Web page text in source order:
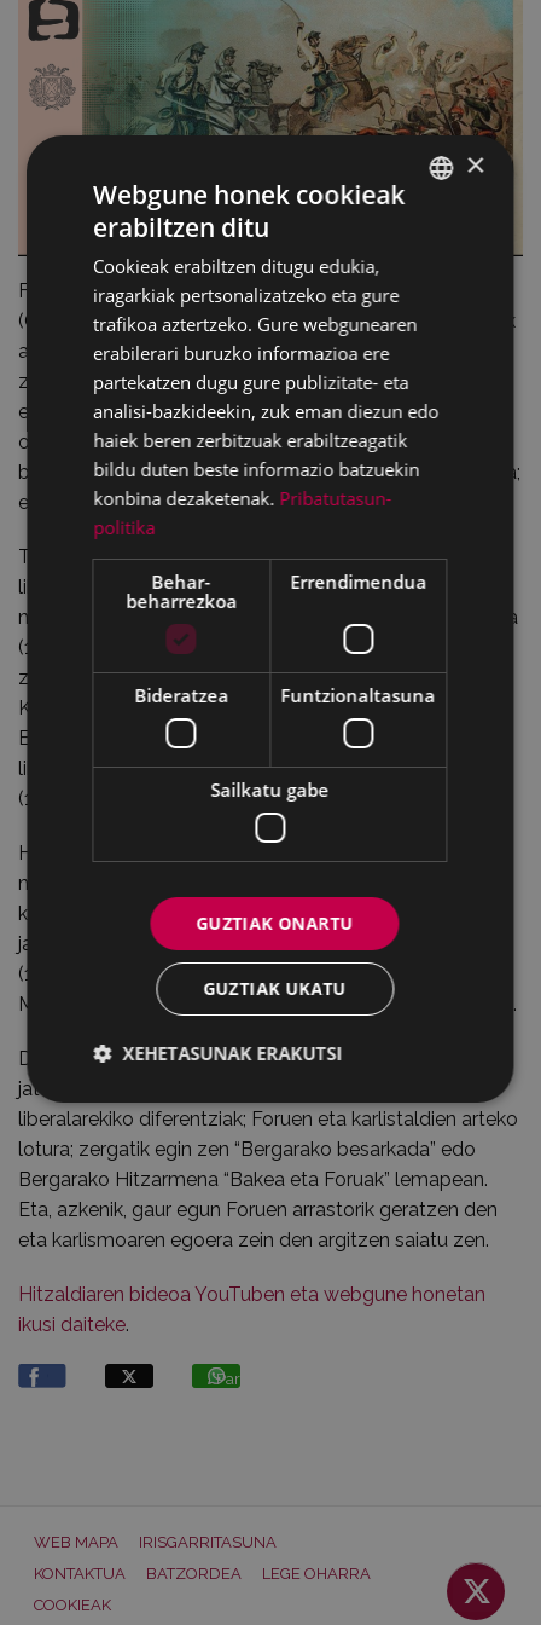
Fernando VII.a hiltzean, haren alabak (Isabel) eta anaiak
(Carlos) Espainiako tronuaren ondorengotza eskubideak
aldarrikatu zituzten. Ostera, Iporragirreren iritziz, hura ez
zen izan borroka dinastiko hutsa, antzinako
erregimenaren eta 1789ko Frantziako Iraultzaren
ondoren sortutako erregimen liberalaren arteko talka
baizik: monarkia absolutua vs. erregimen parlamentarioa;
ekonomia mugatua vs. ekonomia askea…
Testuinguru historikoa ulertzeko, Gotzon Iparragirrek
liberalismoaren lehen urratsetara jo zuen, gertaera
nagusiak eta haien ondorioak azalduz: Konbentzio Gerra
(1793-1795), zeinaren ondorioz Eibarren 117 etxe erre
ziren; Napoleonen okupazioa, Independentzia Gerra eta
Kadizko Konstituzioa (1808-1813); Hirurteko liberala eta
Eibarko bolondresak (1820-1823); lehen karlistaldia,
liberalismoaren garaipena eta Bergarako besarkada
(1833-1839).
Horren ondoren, Karlistaldien kronologia eta gertakizun
nagusiak azaldu zituen ikasleen aurrean, lehen
karlistalditik hasi (1833-1839), bigarren karlistaldiarekin
jarraitu (1872-1876) eta gerra zibilarekin amaitu arte
(1936-39). Tartean, 1846-1869 Kataluniako Guerra dels
Matiners edo hango bigarren karlistaldia ere aipatu zuen.
Datu historiko horiek guztiok eman ondoren, Foruen
jatorria azaldu zuen, haien jatorria eta erregimen
liberalarekiko diferentziak; Foruen eta karlistaldien arteko
lotura; zergatik egin zen “Bergarako besarkada” edo
Bergarako Hitzarmena “Bakea eta Foruak” lemapean.
Eta, azkenik, gaur egun Foruen arrastorik geratzen den
eta karlismoaren egoera zein den argitzen saiatu zen.
Hitzaldiaren bideoa YouTuben eta webgune honetan
ikusi daiteke.
Partekatu
WEB MAPA
IRISGARRITASUNA
KONTAKTUA
BATZORDEA
LEGE OHARRA
COOKIEAK
×
Webgune honek cookieak
erabiltzen ditu
Cookieak erabiltzen ditugu edukia,
iragarkiak pertsonalizatzeko eta gure
trafikoa aztertzeko. Gure webgunearen
erabilerari buruzko informazioa ere
partekatzen dugu gure publizitate- eta
analisi-bazkideekin, zuk eman diezun edo
haiek beren zerbitzuak erabiltzeagatik
bildu duten beste informazio batzuekin
konbina dezaketenak. Pribatutasun-
politika
Behar-
beharrezkoa
Errendimendua
Bideratzea Funtzionaltasuna
Sailkatu gabe
GUZTIAK ONARTU
GUZTIAK UKATU
XEHETASUNAK ERAKUTSI